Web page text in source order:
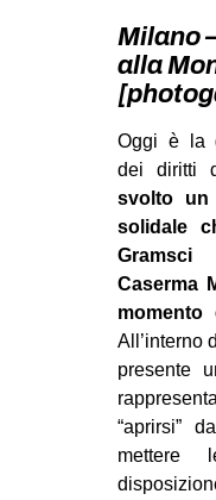
Milano
alla
Oggi è la
dei diritti
svolto un
solidale
Caserma
momento
All’interno
presente
“aprirsi”
mettere